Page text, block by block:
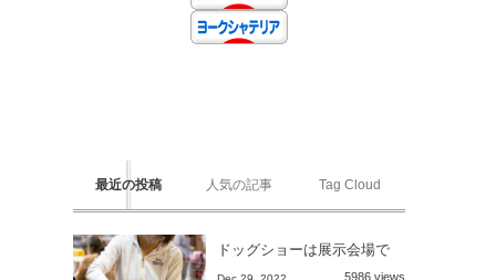
最近の投稿 人気の記事 Tag Cloud
ドッグショーは展示会場で
5986 views